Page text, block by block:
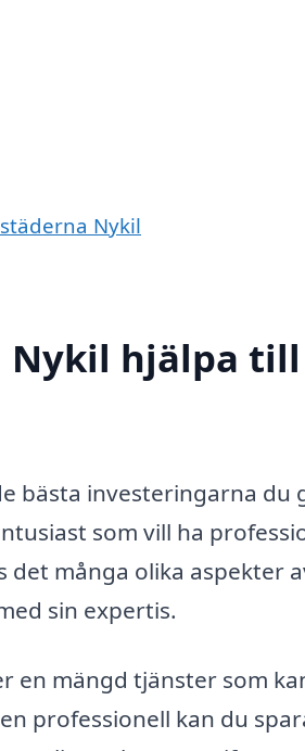
Nykil
Nykil hjälpa till
bästa investeringarna du
som vill ha
många olika aspekter
sin expertis.
en mängd tjänster som
professionell kan du